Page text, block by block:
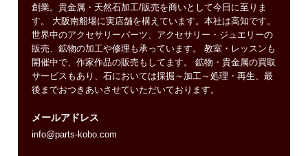
創業。貴金属・天然石加工/販売を商いとして今日に至りま
す。 大阪南船場に実店舗を構えています。本社は高知です。
世界中のアクセサリーパーツ、アクセサリー・ジュエリーの
販売、鉱物の加工や修理も承っています。 教室・レッスンも
開催中で、作家作品の販売もしてます。 鉱物・貴金属の買取
サービスもあり、石においては採掘～加工～処理・再生、最
後までおつきあいさせていただいております。
メールアドレス
info@parts-kobo.com